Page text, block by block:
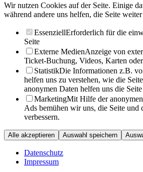
Wir nutzen Cookies auf der Seite. Einige
während andere uns helfen, die Seite
EssenziellErforderlich für die
Seite
Externe MedienAnzeige von
Ticket-Buchung, Videos, Karten
StatistikDie Informationen z.B.
helfen uns zu verstehen, wie die
anonymen Daten helfen uns die
MarketingMit Hilfe der
Ads bemühen wir uns, die Seite und
verbessern.
Alle akzeptieren Auswahl speichern
Datenschutz
Impressum